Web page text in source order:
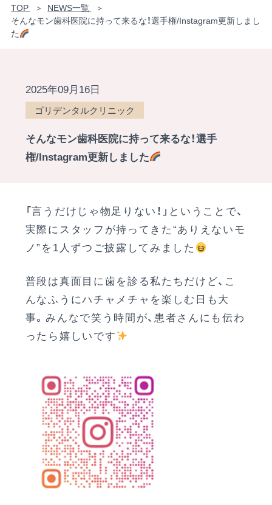
TOP
NEWS一覧
そんなモン歯科医院に持って来るな！選手権/Instagram更新しまし
た
2025年09月16日
ゴリデンタルクリニック
そんなモン歯科医院に持って来るな！選手
権/Instagram更新しました
「言うだけじゃ物足りない！」ということで、
実際にスタッフが持ってきた“ありえないモ
ノ”を1人ずつご披露してみました
普段は真面目に歯を診る私たちだけど、こ
んなふうにハチャメチャを楽しむ日も大
事。みんなで笑う時間が、患者さんにも伝わ
ったら嬉しいです